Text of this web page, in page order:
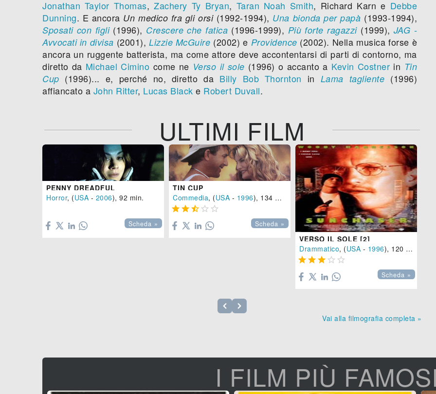
Jonathan Taylor Thomas,Zachery Ty Bryan, Taran Noah Smith, Richard Karn e Debbe
Dunning. E ancora Un medico fra gli orsi(1992-1994), Una bionda per papà (1993-1994),
Sposati con figli(1996), Crescere che fatica (1996-1999), Più forte ragazzi(1999), JAG -
Avvocati in divisa (2001),Lizzie McGuire (2002) e Providence (2002). Nella musica forse è
ancora un ruggente batterista, ma come attore deve accontentarsi di parti di contorno, ma
diretto da Michael Cimino come ne Verso il sole (1996) o accanto a Kevin Costner in Tin
Cup (1996)... e, perché no, diretto da Billy Bob Thornton in Lama tagliente (1996)
affiancato a John Ritter, Lucas Black e Robert Duvall.
ULTIMI FILM
PENNY DREADFUL
Horror, (USA - 2006), 92 min.
Scheda »
TIN CUP
Commedia, (USA - 1996), 134 min.
    
Scheda »
VERSO IL SOLE [2]
Drammatico, (USA - 1996), 120 min.
    
Scheda »
Vai alla filmografia completa »
I FILM PIÙ FAMOSI